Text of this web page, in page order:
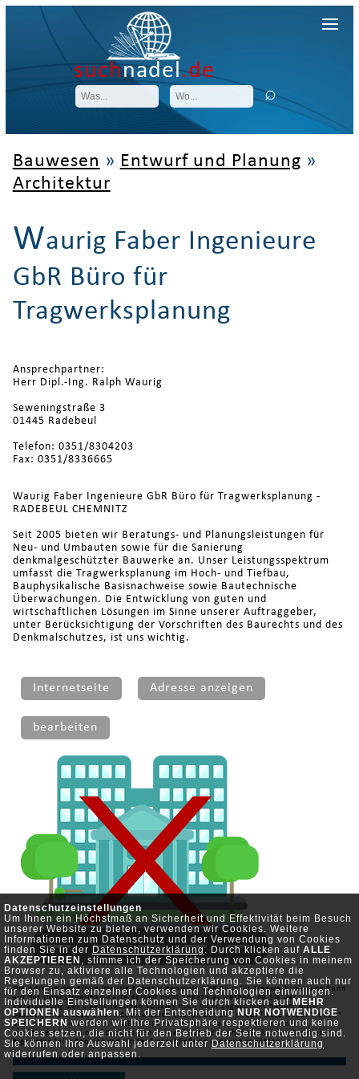
Datenschutzeinstellungen
Um Ihnen ein Höchstmaß an Sicherheit und Effektivität beim Besuch
unserer Website zu bieten, verwenden wir Cookies. Weitere
Informationen zum Datenschutz und der Verwendung von Cookies
finden Sie in der Datenschutzerklärung. Durch klicken auf ALLE
AKZEPTIEREN , stimme ich der Speicherung von Cookies in meinem
Browser zu, aktiviere alle Technologien und akzeptiere die
Regelungen gemäß der Datenschutzerklärung. Sie können auch nur
für den Einsatz einzelner Cookies und Technologien einwilligen.
Individuelle Einstellungen können Sie durch klicken auf MEHR
OPTIONEN auswählen. Mit der EntscheidungNUR NOTWENDIGE
SPEICHERN werden wir Ihre Privatsphäre respektieren und keine
Cookies setzen, die nicht für den Betrieb der Seite notwendig sind.
Sie können Ihre Auswahl jederzeit unterDatenschutzerklärung
widerrufen oder anpassen.
suchnadel.de
Bauwesen » Entwurf und Planung »
Architektur
Waurig Faber Ingenieure
GbR Büro für
Tragwerksplanung
Ansprechpartner:
Herr Dipl.-Ing. Ralph Waurig
Seweningstraße 3
01445 Radebeul
Telefon: 0351/8304203
Fax: 0351/8336665
Waurig Faber Ingenieure GbR Büro für Tragwerksplanung -
RADEBEUL CHEMNITZ
Seit 2005 bieten wir Beratungs- und Planungsleistungen für
Neu- und Umbauten sowie für die Sanierung
denkmalgeschützter Bauwerke an. Unser Leistungsspektrum
umfasst die Tragwerksplanung im Hoch- und Tiefbau,
Bauphysikalische Basisnachweise sowie Bautechnische
Überwachungen. Die Entwicklung von guten und
wirtschaftlichen Lösungen im Sinne unserer Auftraggeber,
unter Berücksichtigung der Vorschriften des Baurechts und des
Denkmalschutzes, ist uns wichtig.
Internetseite Adresse anzeigen
bearbeiten
Die Adresse der Firma Waurig Faber Ingenieure GbR Büro für Tragwerksplanung kann
auf der Openstreetmap-Karte derzeit nicht angezeigt werden, da Sie der
Verarbeitung des Openstreetmap Cookies noch nicht zugestimmt haben. Bitte
bestätigen Sie dazu diesen Cookie durch klicken auf den Knopf "ALLE AKZEPTIEREN"
oder wählen Sie ihn unter "MEHR OPTIONEN" aus. Falls Sie diesen bereits
deaktiviert haben oder Cookies generell widersprochen haben, können Sie diesen
hierunter "alle Cookies widerrufen" anschließend wieder auswählen.